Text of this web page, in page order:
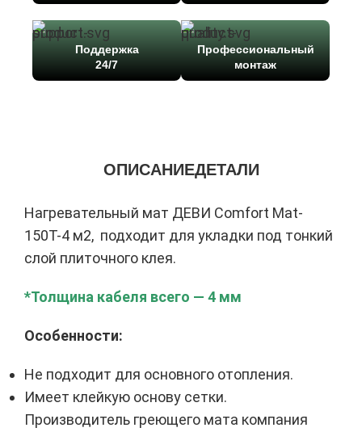
Поддержка
24/7
Профессиональный
монтаж
ОПИСАНИЕДЕТАЛИ
Нагревательный мат ДЕВИ Comfort Mat-
150T-4 м2, подходит для укладки под тонкий
слой плиточного клея.
*Толщина кабеля всего — 4 мм
Особенности:
Не подходит для основного отопления.
Имеет клейкую основу сетки.
Производитель греющего мата компания